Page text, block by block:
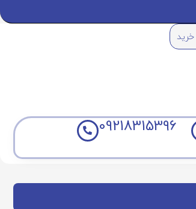
09218315396